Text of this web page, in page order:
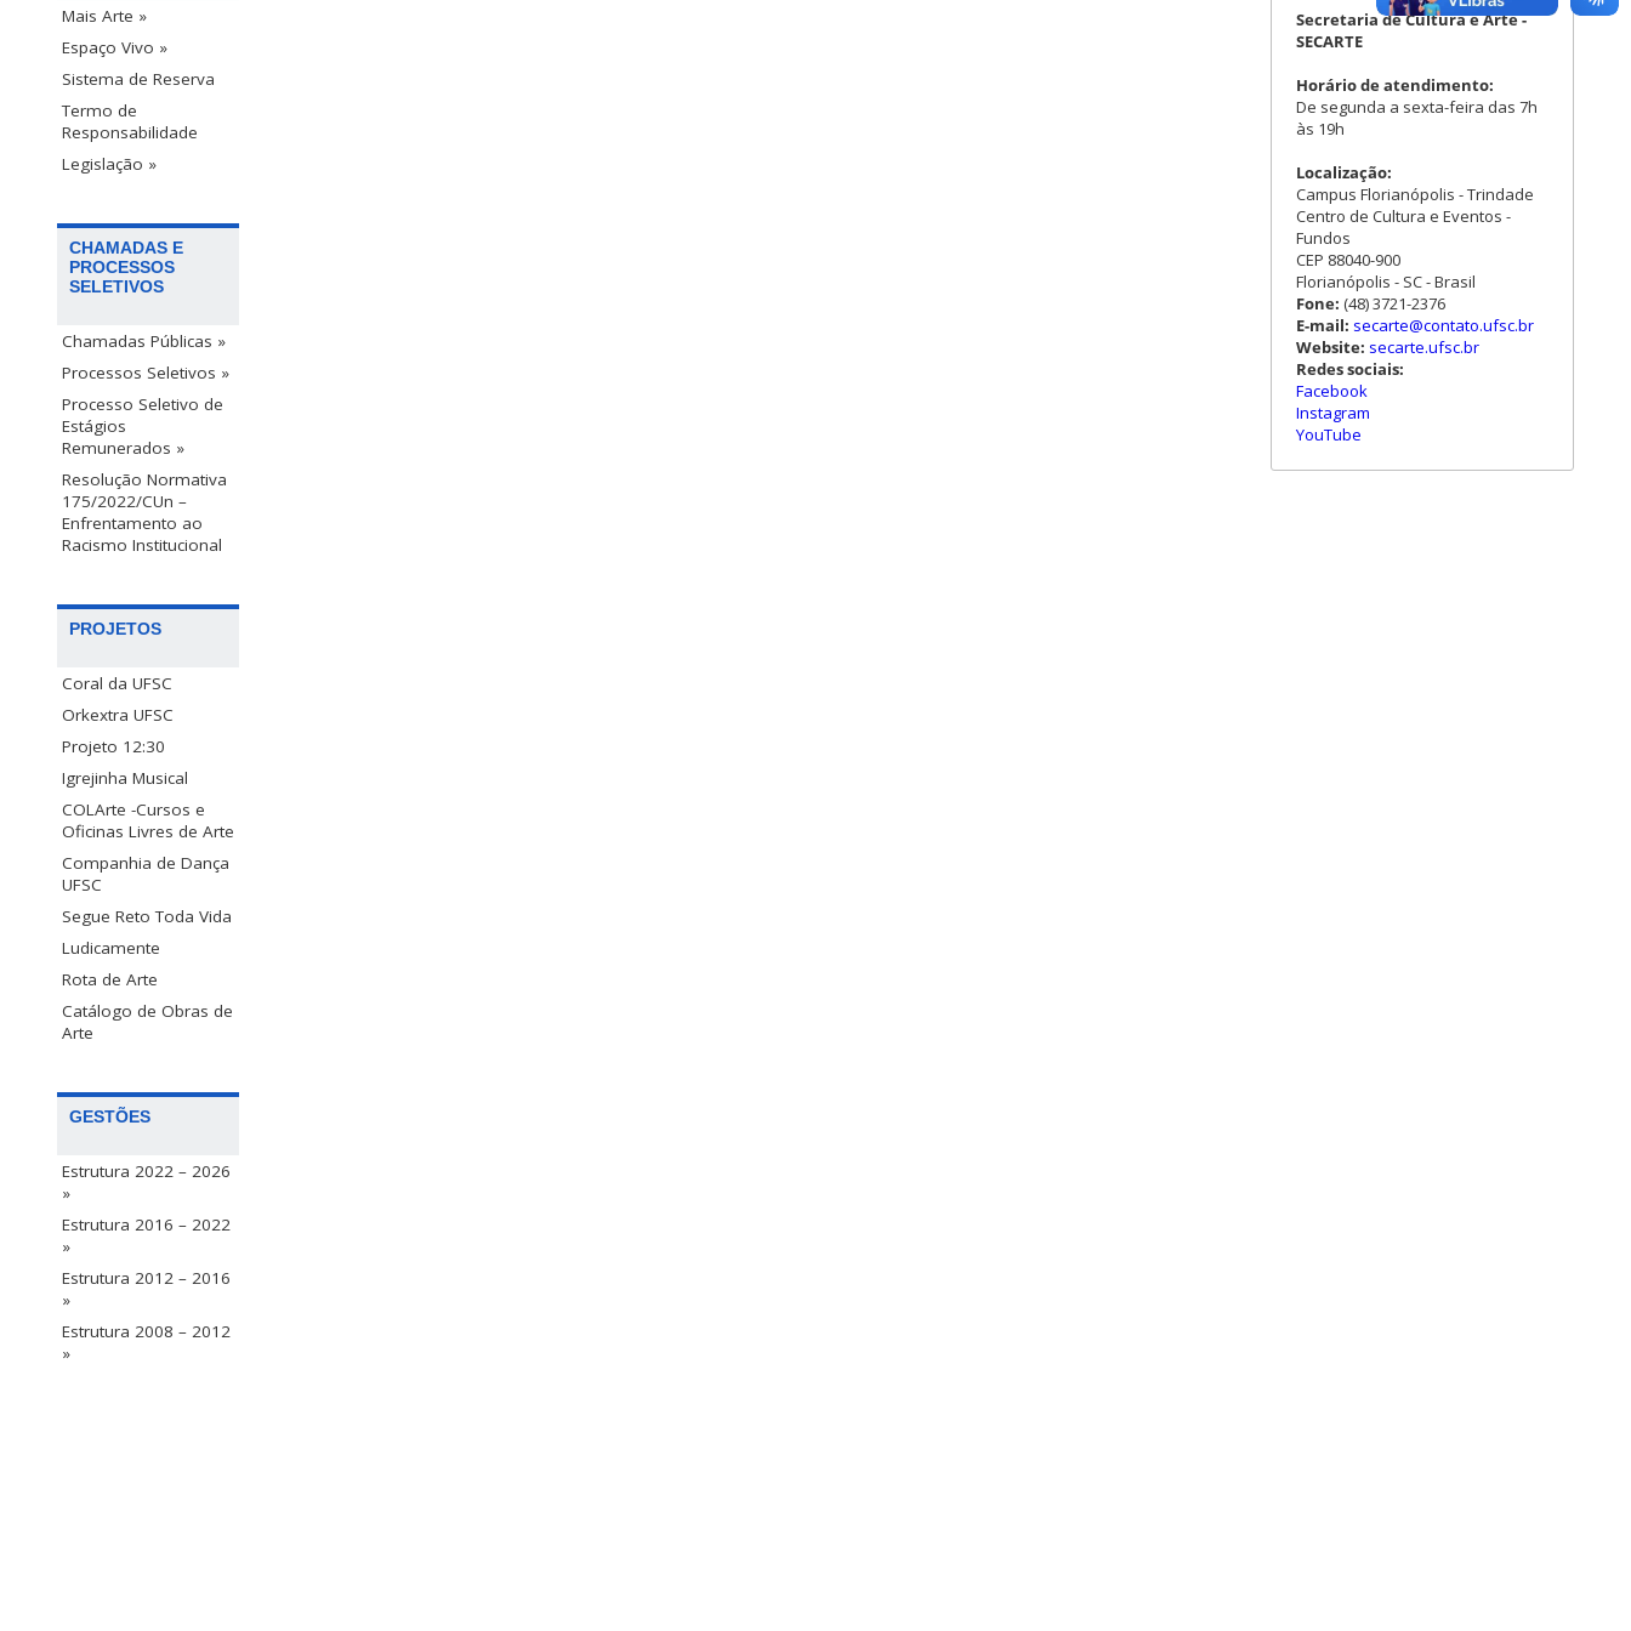
Mais Arte »
Espaço Vivo »
Sistema de Reserva
Termo de
Responsabilidade
Legislação »
CHAMADAS E
PROCESSOS
SELETIVOS
Chamadas Públicas »
Processos Seletivos »
Processo Seletivo de
Estágios
Remunerados »
Resolução Normativa
175/2022/CUn –
Enfrentamento ao
Racismo Institucional
PROJETOS
Coral da UFSC
Orkextra UFSC
Projeto 12:30
Igrejinha Musical
COLArte -Cursos e
Oficinas Livres de Arte
Companhia de Dança
UFSC
Segue Reto Toda Vida
Ludicamente
Rota de Arte
Catálogo de Obras de
Arte
GESTÕES
Estrutura 2022 – 2026
»
Estrutura 2016 – 2022
»
Estrutura 2012 – 2016
»
Estrutura 2008 – 2012
»
Secretaria de Cultura e Arte -
SECARTE
Horário de atendimento:
De segunda a sexta-feira das 7h
às 19h
Localização:
Campus Florianópolis - Trindade
Centro de Cultura e Eventos -
Fundos
CEP 88040-900
Florianópolis - SC - Brasil
Fone: (48) 3721-2376
E-mail: secarte@contato.ufsc.br
Website: secarte.ufsc.br
Redes sociais:
Facebook
Instagram
YouTube